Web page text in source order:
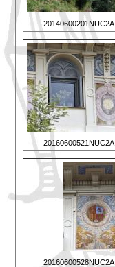
20140600201NUC2A
20160600521NUC2A
20160600528NUC2A